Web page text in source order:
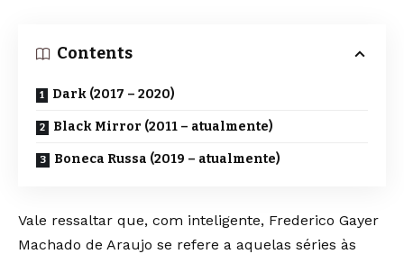
Contents
Dark (2017 – 2020)
Black Mirror (2011 – atualmente)
Boneca Russa (2019 – atualmente)
Vale ressaltar que, com inteligente, Frederico Gayer
Machado de Araujo se refere a aquelas séries às